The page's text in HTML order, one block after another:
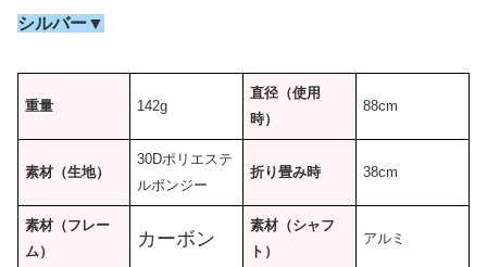
シルバー▼
重量 142g
直径（使用
時）
88cm
素材（生地）
30Dポリエステ
ルポンジー
折り畳み時 38cm
素材（フレー
ム）
カーボン
素材（シャフ
ト）
アルミ